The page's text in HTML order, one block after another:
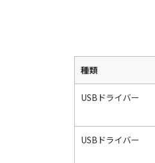
種類
USBドライバー
USBドライバー